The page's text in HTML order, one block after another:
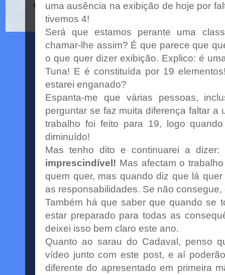
uma ausência na exibição de hoje por
tivemos 4!
Será que estamos perante uma
chamar-lhe assim? É que parece que
o que quer dizer exibição. Explico: é
Tuna! E é constituída por 19
estarei enganado?
Espanta-me que várias pessoas,
perguntar se faz muita diferença faltar a
trabalho foi feito para 19, logo
diminuído!
Mas tenho dito e continuarei a dizer:
imprescindível ! Mas afectam o
quem quer, mas quando diz que lá
as responsabilidades. Se não
Também há que saber que quando se
estar preparado para todas as
deixei isso bem claro este ano.
Quanto ao sarau do Cadaval, penso
vídeo junto com este post, e aí
diferente do apresentado em primeira